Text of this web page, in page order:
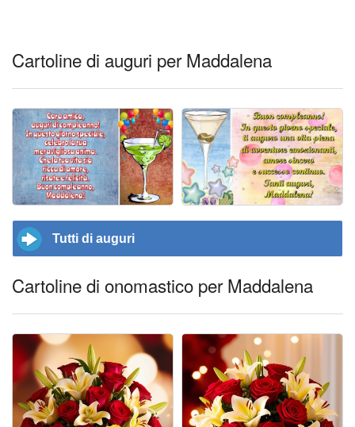
Cartoline di auguri per Maddalena
Tutti di auguri
Cartoline di onomastico per Maddalena